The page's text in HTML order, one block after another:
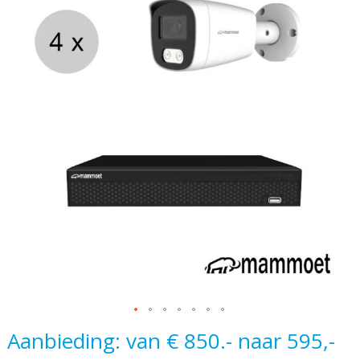
Ga
naar
Aanbieding: van € 850.- naar 595,-